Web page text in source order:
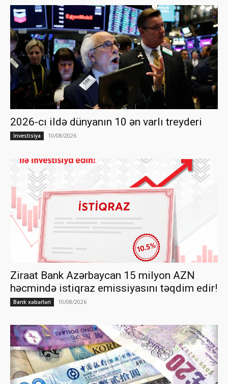
2026-cı ildə dünyanın 10 ən varlı treyderi
İnvestisiya 10/08/2026
Ziraat Bank Azərbaycan 15 milyon AZN
həcmində istiqraz emissiyasını təqdim edir!
Bank xəbərləri 10/08/2026